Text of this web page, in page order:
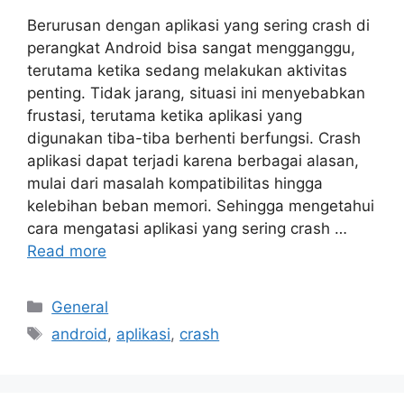
Berurusan dengan aplikasi yang sering crash di
perangkat Android bisa sangat mengganggu,
terutama ketika sedang melakukan aktivitas
penting. Tidak jarang, situasi ini menyebabkan
frustasi, terutama ketika aplikasi yang
digunakan tiba-tiba berhenti berfungsi. Crash
aplikasi dapat terjadi karena berbagai alasan,
mulai dari masalah kompatibilitas hingga
kelebihan beban memori. Sehingga mengetahui
cara mengatasi aplikasi yang sering crash …
Read more
Categories
General
Tags
android , aplikasi, crash